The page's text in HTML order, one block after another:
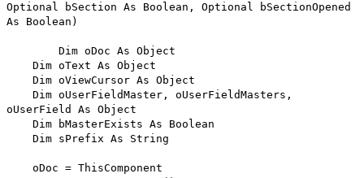
Optional bSection As Boolean, Optional bSectionOpened
As Boolean)
Dim oDoc As Object
Dim oText As Object
Dim oViewCursor As Object
Dim oUserFieldMaster, oUserFieldMasters,
oUserField As Object
Dim bMasterExists As Boolean
Dim sPrefix As String
oDoc = ThisComponent